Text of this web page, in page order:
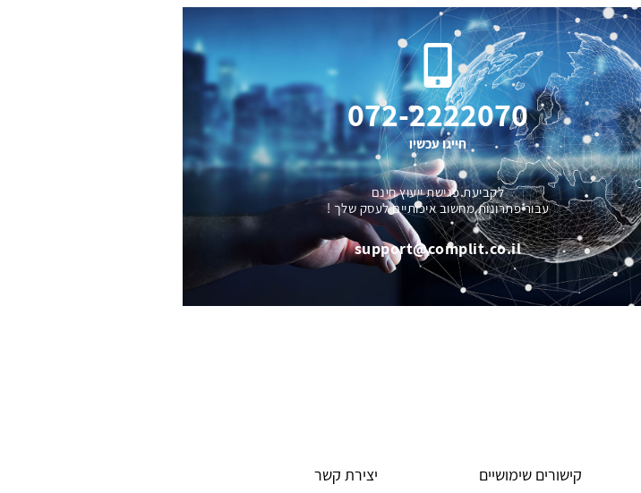
072-2222070
חייגו עכשיו
לקביעת פגישת ייעוץ חינם
עבור פתרונות מחשוב איכותיים לעסק שלך !
support@complit.co.il
קישורים שימושיים יצירת קשר